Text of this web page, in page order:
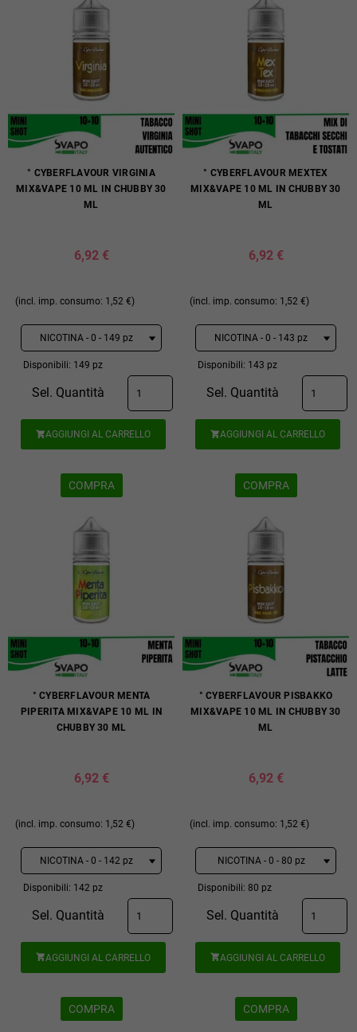
° CYBERFLAVOUR VIRGINIA
MIX&VAPE 10 ML IN CHUBBY 30
ML
6,92 €
(incl. imp. consumo: 1,52 €)
Disponibili: 149 pz
Sel. Quantità
AGGIUNGI AL CARRELLO
COMPRA
° CYBERFLAVOUR MEXTEX
MIX&VAPE 10 ML IN CHUBBY 30
ML
6,92 €
(incl. imp. consumo: 1,52 €)
Disponibili: 143 pz
Sel. Quantità
AGGIUNGI AL CARRELLO
COMPRA
° CYBERFLAVOUR MENTA
PIPERITA MIX&VAPE 10 ML IN
CHUBBY 30 ML
6,92 €
(incl. imp. consumo: 1,52 €)
Disponibili: 142 pz
Sel. Quantità
AGGIUNGI AL CARRELLO
COMPRA
° CYBERFLAVOUR PISBAKKO
MIX&VAPE 10 ML IN CHUBBY 30
ML
6,92 €
(incl. imp. consumo: 1,52 €)
Disponibili: 80 pz
Sel. Quantità
AGGIUNGI AL CARRELLO
COMPRA